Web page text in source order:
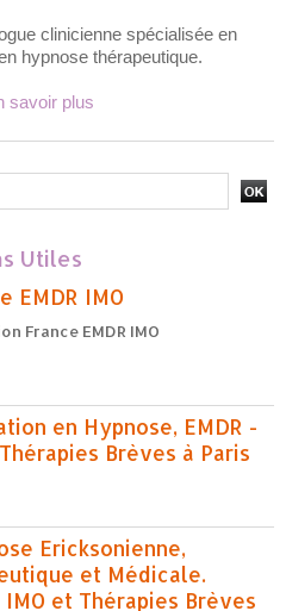
clinicienne spécialisée en
hypnose thérapeutique.
savoir plus
Utiles
EMDR IMO
France EMDR IMO
en Hypnose, EMDR -
Brèves à Paris
Ericksonienne,
et Médicale.
IMO et Thérapies Brèves